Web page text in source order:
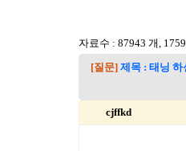
자료수 : 87943 개,
[질문] 제목 : 태닝 하
cjffkd